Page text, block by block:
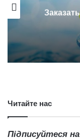
Читайте нас
Підписуйтеся